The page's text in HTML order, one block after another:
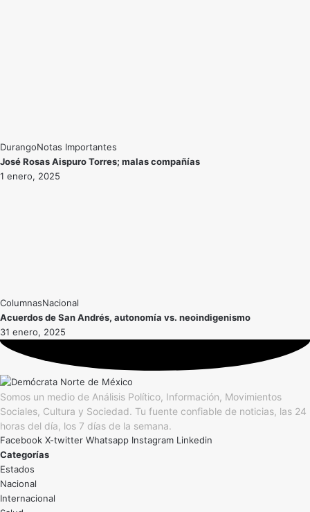
DurangoNotas Importantes
José Rosas Aispuro Torres; malas compañías
1 enero, 2025
Nacional
Acuerdos de San Andrés, autonomía vs. neoindigenismo
31 enero, 2025
Somos un medio de Análisis Político, Información, Movimientos
Sociales, Cultura y Sociedad. Tu fuente confiable de noticias, las 24
horas del día, los 7 días de la semana.
Facebook X-twitter Whatsapp Instagram Linkedin
Categorías
Estados
Nacional
Internacional